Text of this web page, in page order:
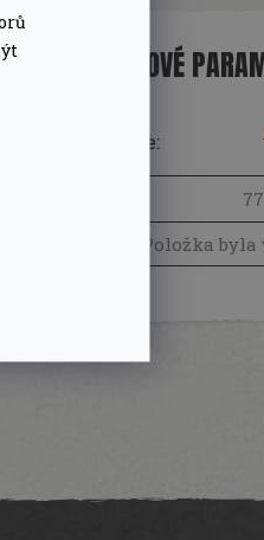
DOPLŇKOVÉ
Kategorie:
Položka